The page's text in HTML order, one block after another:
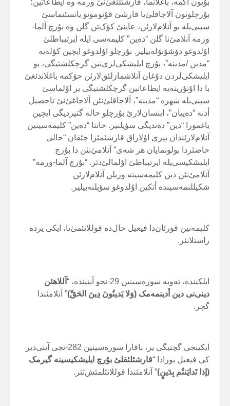
بۇیون أگمه، باغلانما، قارشئلئغئ‌نئ ورمه وه ایطاعاتین؛
بۇرچلونون آلاجاقلئ‌یا قارشئ قۇنومونو یانسئتماسئ
سببی‌یله بو آنلام‌لارئن، عاینئ کؤک‌تن گلن وه بۇرچ آلما-
ورمه آنلامئ‌نا گلن “دەین” کلیمەسی ایله ایرتیباطلئ
اۇلدوغو دۆشۆنۆلەبیلیر. بۇرچلو اۇلدوغو ایچین کؤلەیە
“مدین /مدینە”، بۇرچ ایلیشکی‌لری‌نین گرچکلشتیگی، بو
ایلیشکی‌لردن دۇغان آنلاشمازلئق‌لارئن حۆکمە باغلاندئغئ
یا دا اۇتۇریتەیە ایطاعاتین گرچکلشتیگی یر اۇلماسئ
سببی‌یلە شهرە “مدینە”، آلاجاقلئ‌نئن آلاجاغئ‌نئ تاحصیل
أدنە “دەییان”، اینسان‌لارئ بۇرچلو حالە گتیردیگی ایچین
یاغمورا “دین” دەندیگی سؤیلنیر. حاتتا “دەین” کلیمەسینین
آنلام‌لارئندان بیری اۇلاراق قارشئمئزا چئقان “حالی
حاضئردا بولونمایان هر شەی” آنلامئ‌نئن دا بۇرچ
ایلیشکیسی‌یلە ایرتیباطئ اۇلمالئ‌دئر. “بۇرچ آلما-ورمه”
آنلامئ‌نئن دین کلیمەسینه وریلن آنلام‌لارئن
شکیللنمەسینده أتکین اۇلدوغو سؤیلنەبیلیر.
کلیمەنین قورئان‌دا فیعیل حال‌ده قوللانئمئ‌نا، ایکی یرده
راستلانئر.
ایلکینده، تەوبه سورەسینین 29-نجو آیتینده، “
آللاهئن
دینی‌نی دین أدینمەمک (وَلا یَدینُونَ دِینَ الحَقِّ)” آنلامئندا
گچر.
ایکینجی گچتیگی یر، باقارا سورەسینین 282-نجی آیتی‌دیر
کی فیعیل بورادا “قارشئلئقلئ بۇرچ ایلیشکیسینه گیرمک
(إذا تَدایَنتُم بِدَینٍ)” آنلامئندا قوللانئلمئش‌تئر.